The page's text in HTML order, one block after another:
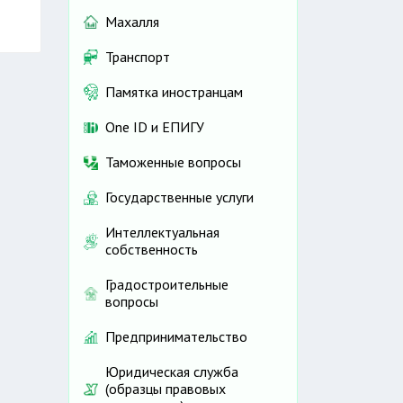
Махалля
Транспорт
Памятка иностранцам
One ID и ЕПИГУ
Таможенные вопросы
Государственные услуги
Интеллектуальная
собственность
Градостроительные
вопросы
Предпринимательство
Юридическая служба
(образцы правовых